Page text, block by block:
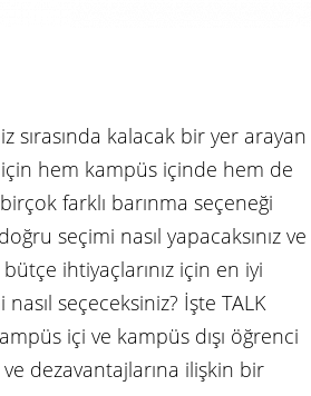
sırasında kalacak bir yer arayan
hem kampüs içinde hem de
farklı barınma seçeneği
seçimi nasıl yapacaksınız ve
ihtiyaçlarınız için en iyi
seçeceksiniz? İşte TALK
içi ve kampüs dışı öğrenci
dezavantajlarına ilişkin bir